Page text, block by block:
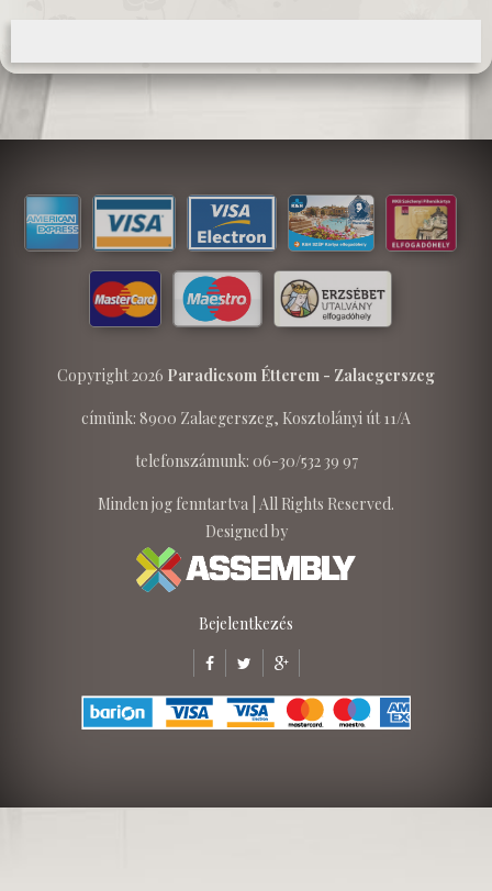
Copyright 2026 Paradicsom Étterem - Zalaegerszeg
címünk: 8900 Zalaegerszeg, Kosztolányi út 11/A
telefonszámunk: 06-30/532 39 97
Minden jog fenntartva | All Rights Reserved.
Designed by
Bejelentkezés